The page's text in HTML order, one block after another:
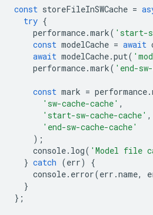
const storeFileInSWCache =
try {
performance.mark( 'start-
const modelCache = await
await modelCache.put(
performance.mark( 'end-
const mark = performance.
'sw-cache-cache' ,
'start-sw-cache-cache' ,
'end-sw-cache-cache'
);
console. log( 'Model file
} catch (err)
{
console. error(err .name,
}
};